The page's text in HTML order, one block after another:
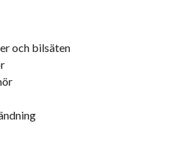
och bilsäten